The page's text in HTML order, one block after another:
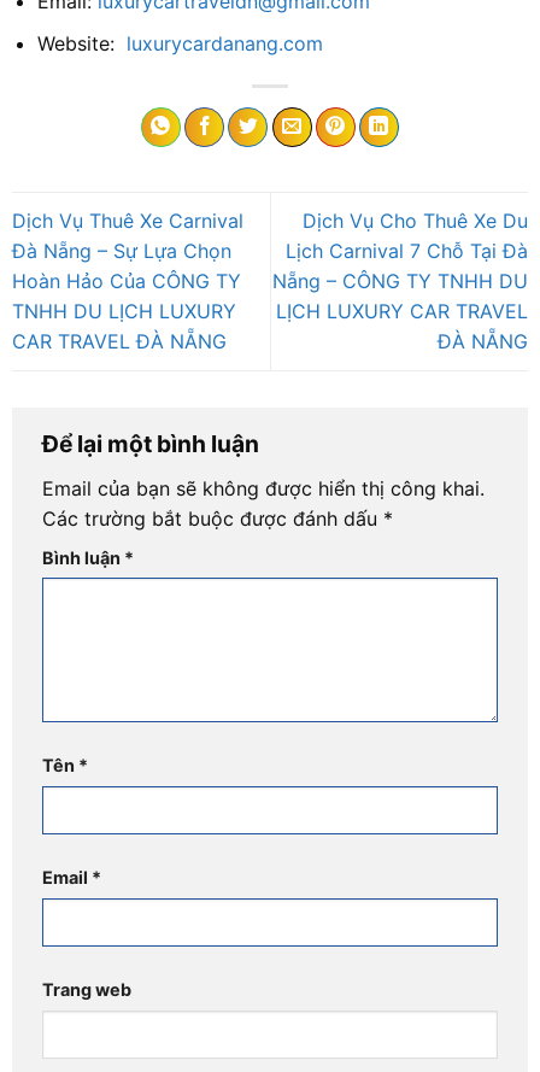
Website: luxurycardanang.com
Dịch Vụ Thuê Xe Carnival
Đà Nẵng – Sự Lựa Chọn
Hoàn Hảo Của CÔNG TY
TNHH DU LỊCH LUXURY
CAR TRAVEL ĐÀ NẴNG
Dịch Vụ Cho Thuê Xe Du
Lịch Carnival 7 Chỗ Tại Đà
Nẵng – CÔNG TY TNHH DU
LỊCH LUXURY CAR TRAVEL
ĐÀ NẴNG
Để lại một bình luận
Email của bạn sẽ không được hiển thị công khai.
Các trường bắt buộc được đánh dấu *
Bình luận *
Tên *
Email *
Trang web